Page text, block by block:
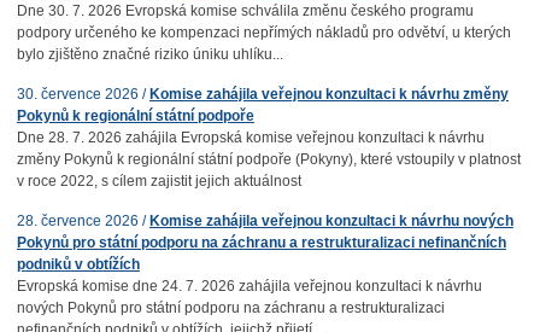
Dne 30. 7. 2026 Evropská komise schválila změnu českého programu
podpory určeného ke kompenzaci nepřímých nákladů pro odvětví, u kterých
bylo zjištěno značné riziko úniku uhlíku...
30. července 2026 / Komise zahájila veřejnou konzultaci k návrhu změny
Pokynů k regionální státní podpoře
Dne 28. 7. 2026 zahájila Evropská komise veřejnou konzultaci k návrhu
změny Pokynů k regionální státní podpoře (Pokyny), které vstoupily v platnost
v roce 2022, s cílem zajistit jejich aktuálnost
28. července 2026 / Komise zahájila veřejnou konzultaci k návrhu nových
Pokynů pro státní podporu na záchranu a restrukturalizaci nefinančních
podniků v obtížích
Evropská komise dne 24. 7. 2026 zahájila veřejnou konzultaci k návrhu
nových Pokynů pro státní podporu na záchranu a restrukturalizaci